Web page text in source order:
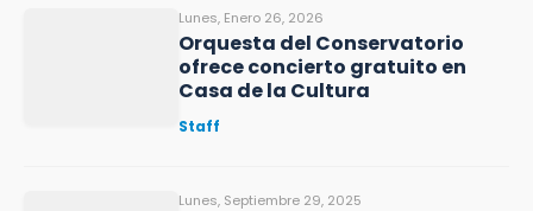
Lunes, Enero 26, 2026
Orquesta del Conservatorio
ofrece concierto gratuito en
Casa de la Cultura
Staff
Lunes, Septiembre 29, 2025